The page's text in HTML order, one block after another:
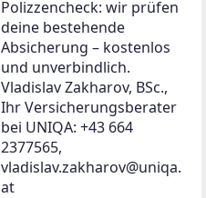
Polizzencheck: wir prüfen
deine bestehende
Absicherung – kostenlos
und unverbindlich.
Vladislav Zakharov, BSc.,
Ihr Versicherungsberater
bei UNIQA: +43 664
2377565,
vladislav.zakharov@uniqa.
at